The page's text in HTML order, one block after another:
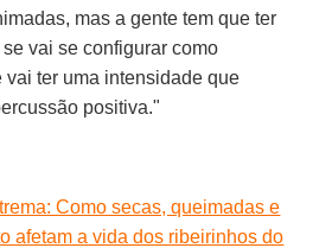
mas a gente tem que ter
vai se configurar como
vai ter uma intensidade que
positiva."
Como secas, queimadas e
afetam a vida dos ribeirinhos do